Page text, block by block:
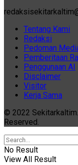
Tentang Kami
Redaksi
Pedoman
Pemberitaan
Penggunaan AI
Disclaimer
Visitor
Kerja Sama
© 2022
Reserved.
No Result
View All Result